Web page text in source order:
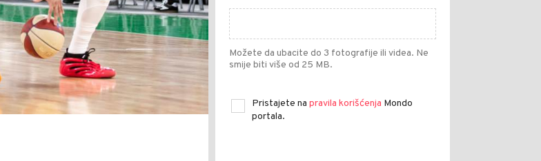
Možete da ubacite do 3 fotografije ili videa. Ne
smije biti više od 25 MB.
Pristajete na pravila korišćenja Mondo
portala.